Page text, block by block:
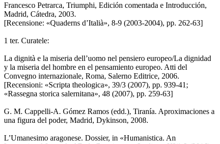
Francesco Petrarca, Triumphi, Edición comentada e Introducción,
Madrid, Cátedra, 2003.
[Recensione: «Quaderns d’Italià», 8-9 (2003-2004), pp. 262-63]
1 ter. Curatele:
La dignità e la miseria dell’uomo nel pensiero europeo/La dignidad
y la miseria del hombre en el pensamiento europeo. Atti del
Convegno internazionale, Roma, Salerno Editrice, 2006.
[Recensioni: «Scripta theologica», 39/3 (2007), pp. 939-41;
«Rassegna storica salernitana», 48 (2007), pp. 259-63]
G. M. Cappelli-A. Gómez Ramos (edd.), Tiranía. Aproximaciones a
una figura del poder, Madrid, Dykinson, 2008.
L’Umanesimo aragonese. Dossier, in «Humanistica. An